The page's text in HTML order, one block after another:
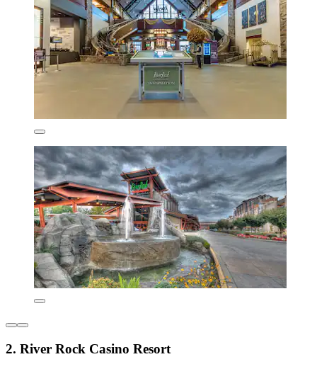
2. River Rock Casino Resort